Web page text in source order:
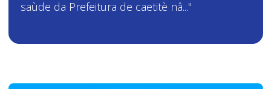
saùde da Prefeitura de caetitè nâ..."